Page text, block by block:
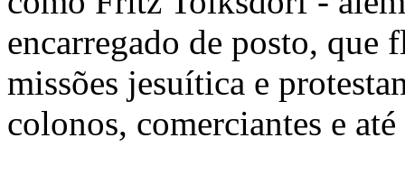
encarregado de posto, que
missões jesuítica e
colonos, comerciantes e